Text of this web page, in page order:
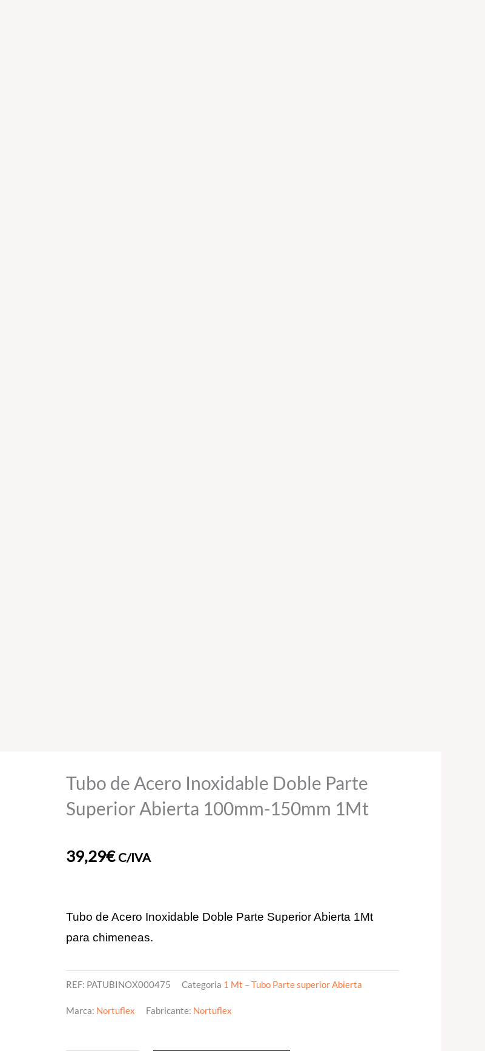
Tubo de Acero Inoxidable Doble Parte
Superior Abierta 100mm-150mm 1Mt
39,29€ C/IVA
Tubo de Acero Inoxidable Doble Parte Superior Abierta 1Mt
para chimeneas.
REF: PATUBINOX000475 Categoria 1 Mt – Tubo Parte superior Abierta
Marca: Nortuflex Fabricante: Nortuflex